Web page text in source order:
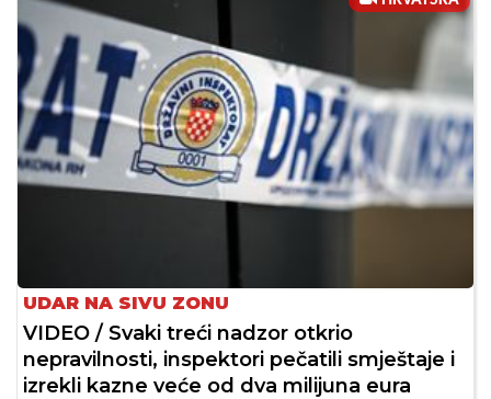
UDAR NA SIVU ZONU
VIDEO / Svaki treći nadzor otkrio
nepravilnosti, inspektori pečatili smještaje i
izrekli kazne veće od dva milijuna eura